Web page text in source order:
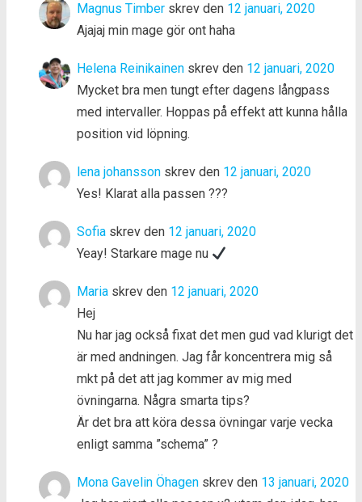
Magnus Timber skrev den 12 januari, 2020
Ajajaj min mage gör ont haha
Helena Reinikainen skrev den 12 januari, 2020
Mycket bra men tungt efter dagens långpass
med intervaller. Hoppas på effekt att kunna hålla
position vid löpning.
lena johansson skrev den 12 januari, 2020
Yes! Klarat alla passen ???
Sofia skrev den 12 januari, 2020
Yeay! Starkare mage nu
Maria skrev den 12 januari, 2020
Hej
Nu har jag också fixat det men gud vad klurigt det
är med andningen. Jag får koncentrera mig så
mkt på det att jag kommer av mig med
övningarna. Några smarta tips?
Är det bra att köra dessa övningar varje vecka
enligt samma ”schema” ?
Mona Gavelin Öhagen skrev den 13 januari, 2020